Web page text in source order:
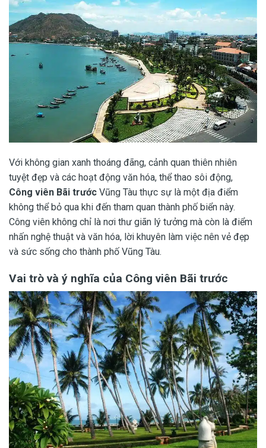
Với không gian xanh thoáng đãng, cảnh quan thiên nhiên
tuyệt đẹp và các hoạt động văn hóa, thể thao sôi động,
Công viên Bãi trước Vũng Tàu thực sự là một địa điểm
không thể bỏ qua khi đến tham quan thành phố biển này.
Công viên không chỉ là nơi thư giãn lý tưởng mà còn là điểm
nhấn nghệ thuật và văn hóa, lời khuyên làm việc nên vẻ đẹp
và sức sống cho thành phố Vũng Tàu.
Vai trò và ý nghĩa của Công viên Bãi trước